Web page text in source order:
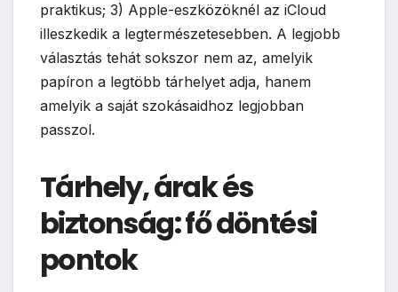
praktikus; 3) Apple-eszközöknél az iCloud
illeszkedik a legtermészetesebben. A legjobb
választás tehát sokszor nem az, amelyik
papíron a legtöbb tárhelyet adja, hanem
amelyik a saját szokásaidhoz legjobban
passzol.
Tárhely, árak és
biztonság: fő döntési
pontok